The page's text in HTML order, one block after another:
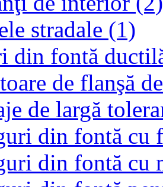
stradale (1)
din fontă
de flanşă
de largă
din fontă cu
din fontă cu